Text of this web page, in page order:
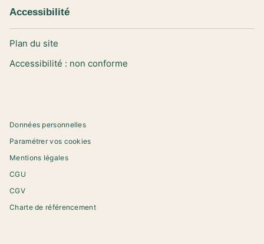
Accessibilité
Plan du site
Accessibilité : non conforme
Données personnelles
Paramétrer vos cookies
Mentions légales
CGU
CGV
Charte de référencement